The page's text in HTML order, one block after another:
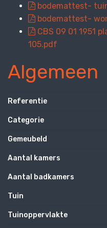
bodemattest-
bodemattest-
CBS 09 01 1951
105.pdf
Algemeen
Referentie
Categorie
Gemeubeld
Aantal kamers
Aantal badkamers
Tuin
Tuinoppervlakte